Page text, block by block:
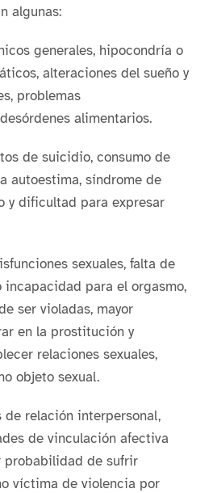
algunas:
generales, hipocondría o
alteraciones del sueño y
problemas
alimentarios.
de suicidio, consumo de
autoestima, síndrome de
y dificultad para expresar
sexuales, falta de
incapacidad para el orgasmo,
ser violadas, mayor
en la prostitución y
relaciones sexuales,
objeto sexual.
de relación interpersonal,
de vinculación afectiva
probabilidad de sufrir
víctima de violencia por